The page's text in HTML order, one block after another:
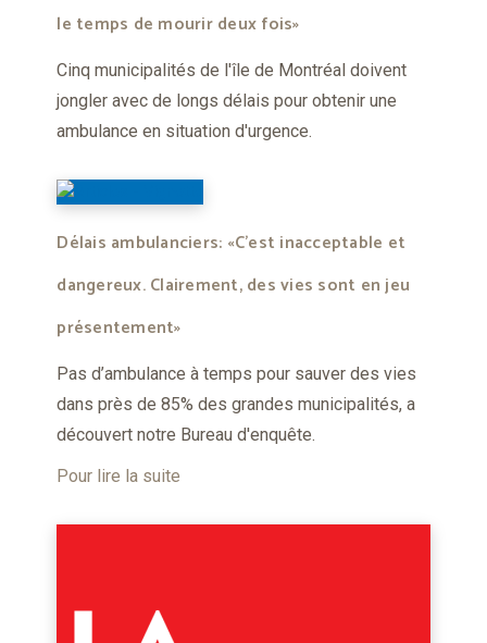
le temps de mourir deux fois»
Cinq municipalités de l'île de Montréal doivent
jongler avec de longs délais pour obtenir une
ambulance en situation d'urgence.
Délais ambulanciers: «C’est inacceptable et
dangereux. Clairement, des vies sont en jeu
présentement»
Pas d’ambulance à temps pour sauver des vies
dans près de 85% des grandes municipalités, a
découvert notre Bureau d'enquête.
Pour lire la suite